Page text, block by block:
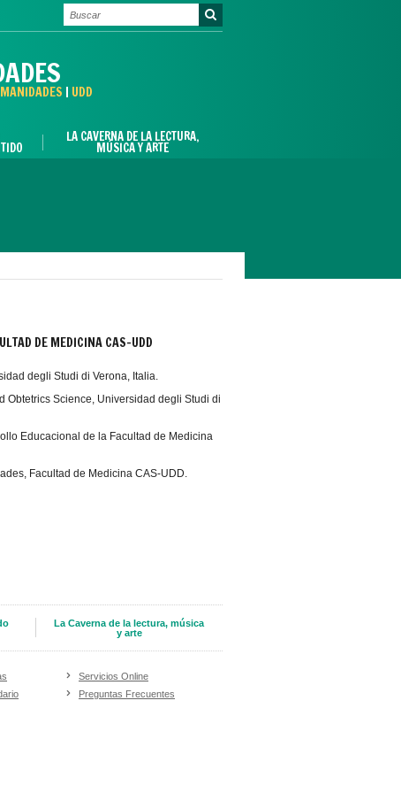
| UDD
LA CAVERNA DE LA LECTURA,
MÚSICA Y ARTE
DE MEDICINA CAS-UDD
degli Studi di Verona, Italia.
Obtetrics Science, Universidad degli Studi di
Educacional de la Facultad de Medicina
Facultad de Medicina CAS-UDD.
La Caverna de la lectura, música
y arte
Servicios Online
Preguntas Frecuentes